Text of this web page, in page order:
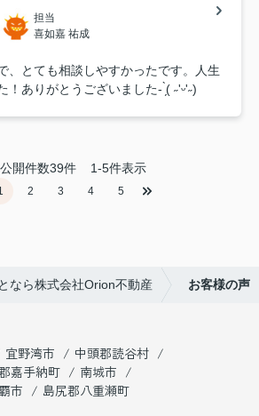
担当
喜如嘉 祐成
、とても相談しやすかったです。人生
！ありがとうございました- ̗̀( ˶'ᵕ'˶)
開件数39件1-5件表示
2 3 4 5
なら株式会社Orion不動産 お客様の声
宜野湾市
中頭郡読谷村
嘉手納町
南城市
市
島尻郡八重瀬町